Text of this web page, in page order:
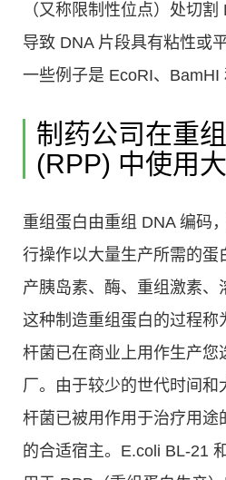
（又称限制性位点）处切
导致 DNA 片段具有粘性或
一些例子是 EcoRI、BamHI
制药公司在重
(RPP) 中使用
重组蛋白由重组 DNA 编码
行操作以大量生产所需的蛋
产胰岛素、酶、重组激素、
这种制造重组蛋白的过程称
杆菌已在商业上用作生产您
厂。由于较少的世代时间和
杆菌已被用作用于治疗用途
的合适宿主。E.coli BL-21